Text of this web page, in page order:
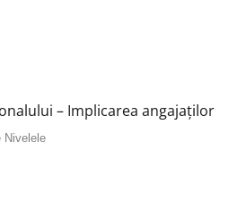
– Implicarea angajaților
Nivelele